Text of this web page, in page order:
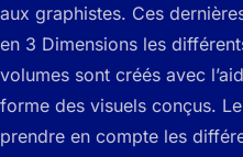
aux graphistes. Ces
en 3 Dimensions les
volumes sont créés avec
forme des visuels conçus.
prendre en compte les